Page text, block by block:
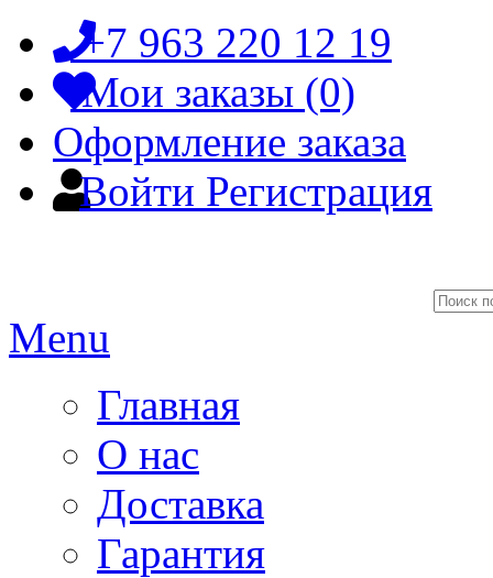
+7 963 220 12 19
Мои заказы (0)
Оформление заказа
Войти Регистрация
Menu
Главная
О нас
Доставка
Гарантия